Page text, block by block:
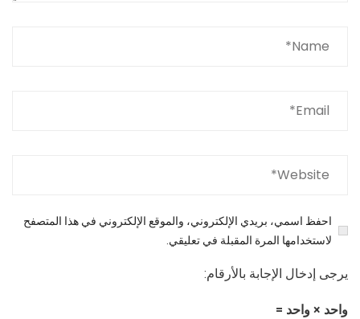
احفظ اسمي، بريدي الإلكتروني، والموقع الإلكتروني في هذا المتصفح
لاستخدامها المرة المقبلة في تعليقي.
يرجى إدخال الإجابة بالأرقام:
واحد × واحد =